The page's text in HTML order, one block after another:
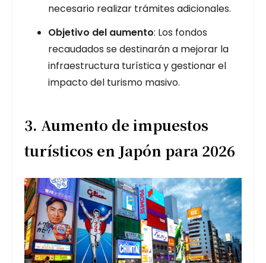
necesario realizar trámites adicionales.
Objetivo del aumento: Los fondos
recaudados se destinarán a mejorar la
infraestructura turística y gestionar el
impacto del turismo masivo.
3. Aumento de impuestos
turísticos en Japón para 2026